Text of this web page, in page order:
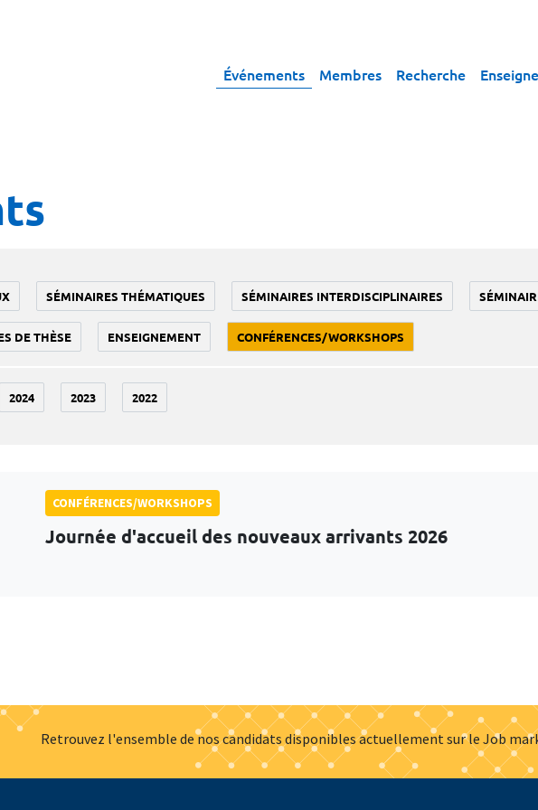
Événements Membres Recherche
SÉMINAIRES THÉMATIQUES SÉMINAIRES INTERDISCIPLINAIRES
DE THÈSE ENSEIGNEMENT CONFÉRENCES/WORKSHOPS
2024 2023 2022
CONFÉRENCES/WORKSHOPS
Journée d'accueil des nouveaux arrivants 2026
Retrouvez l'ensemble de nos candidats disponibles actuellement sur le Job